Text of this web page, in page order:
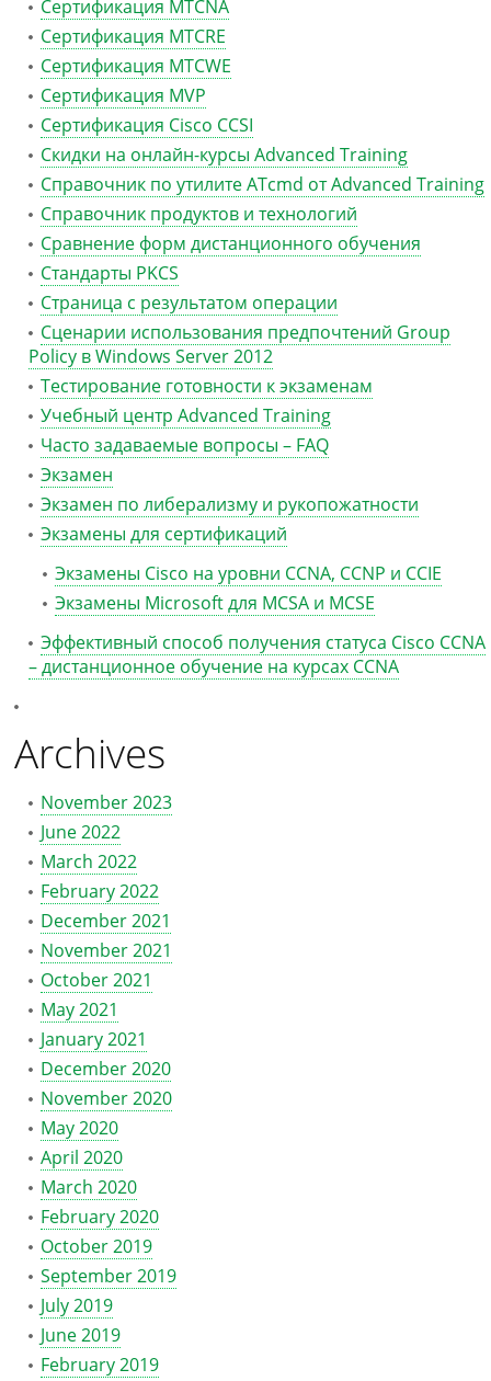
Сертификация MTCNA
Сертификация MTCRE
Сертификация MTCWE
Сертификация MVP
Сертификация Сisco CCSI
Скидки на онлайн-курсы Advanced Training
Справочник по утилите ATcmd от Advanced Training
Справочник продуктов и технологий
Сравнение форм дистанционного обучения
Стандарты PKCS
Страница с результатом операции
Сценарии использования предпочтений Group
Policy в Windows Server 2012
Тестирование готовности к экзаменам
Учебный центр Advanced Training
Часто задаваемые вопросы – FAQ
Экзамен
Экзамен по либерализму и рукопожатности
Экзамены для сертификаций
Экзамены Cisco на уровни CCNA, CCNP и CCIE
Экзамены Microsoft для MCSA и MCSE
Эффективный способ получения статуса Cisco CCNA
– дистанционное обучение на курсах CCNA
Archives
November 2023
June 2022
March 2022
February 2022
December 2021
November 2021
October 2021
May 2021
January 2021
December 2020
November 2020
May 2020
April 2020
March 2020
February 2020
October 2019
September 2019
July 2019
June 2019
February 2019